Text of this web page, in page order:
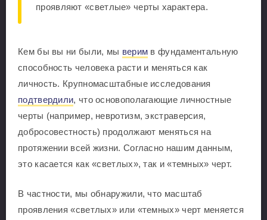
проявляют «светлые» черты характера.
Кем бы вы ни были, мы верим в фундаментальную
способность человека расти и меняться как
личность. Крупномасштабные исследования
подтвердили, что основополагающие личностные
черты (например, невротизм, экстраверсия,
добросовестность) продолжают меняться на
протяжении всей жизни. Согласно нашим данным,
это касается как «светлых», так и «темных» черт.
В частности, мы обнаружили, что масштаб
проявления «светлых» или «темных» черт меняется